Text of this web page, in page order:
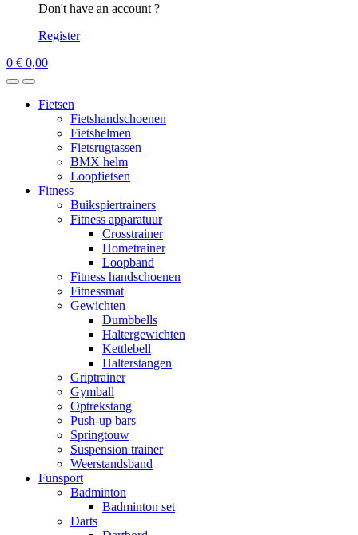
Don't have an account ?
Register
0 € 0,00
Fietsen
Fietshandschoenen
Fietshelmen
Fietsrugtassen
BMX helm
Loopfietsen
Fitness
Buikspiertrainers
Fitness apparatuur
Crosstrainer
Hometrainer
Loopband
Fitness handschoenen
Fitnessmat
Gewichten
Dumbbells
Haltergewichten
Kettlebell
Halterstangen
Griptrainer
Gymball
Optrekstang
Push-up bars
Springtouw
Suspension trainer
Weerstandsband
Funsport
Badminton
Badminton set
Darts